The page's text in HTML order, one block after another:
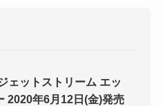
ェットストリーム エッ
2020年6月12日(金)発売